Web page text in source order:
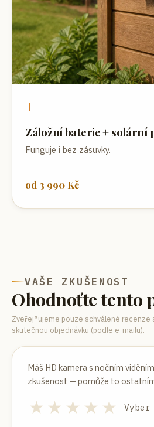
+
Záložní baterie + solární
Funguje i bez zásuvky.
od 3 990 Kč
VAŠE ZKUŠENOST
Ohodnoťte tento
Zveřejňujeme pouze schválené recenze
skutečnou objednávku (podle e-mailu).
Máš HD kamera s nočním viděním
zkušenost — pomůže to
★ ★ ★ ★ ★ Vyber